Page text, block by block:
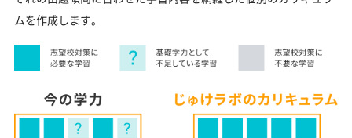
ムを作成します。